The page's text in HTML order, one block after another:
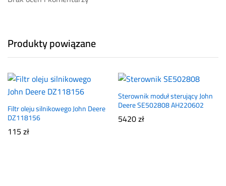
Produkty powiązane
Filtr oleju silnikowego John Deere
DZ118156
115zł
Sterownik moduł sterujący John
Deere SE502808 AH220602
5420zł